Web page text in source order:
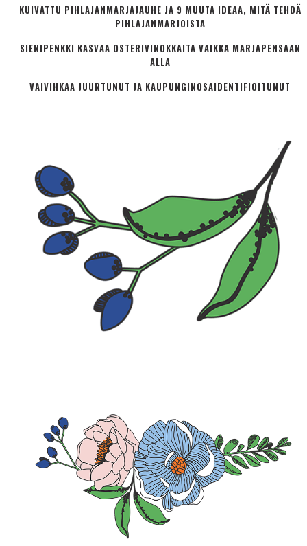
KUIVATTU PIHLAJANMARJAJAUHE JA 9 MUUTA IDEAA, MITÄ TEHDÄ
PIHLAJANMARJOISTA
SIENIPENKKI KASVAA OSTERIVINOKKAITA VAIKKA MARJAPENSAAN
ALLA
VAIVIHKAA JUURTUNUT JA KAUPUNGINOSA­IDENTIFIOITUNUT